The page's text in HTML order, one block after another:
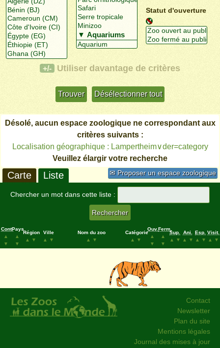
Statut d'ouverture
+/- Utiliser davantage de critères
Désolé, aucun espace zoologique ne correspondant aux
critères suivants :
Localisation géographique : Lampertheim∨der=category
Veuillez élargir votre recherche
✉ Proposer un espace zoologique
Carte Liste
Chercher un mot dans cette liste :
Cont.
▲
▼
Pays
▲
▼
Région
▲
▼
Ville
▲
▼
Nom du zoo
▲
▼
Catégorie
▲
▼
Ouv.
▲
▼
Ferm.
▲
▼
Sup.
▲
▼
Ani.
▲
▼
Esp.
▲
▼
Visit.
▲
▼
Contact
Newsletter
Plan du site
Mentions légales
Journal des mises à jour